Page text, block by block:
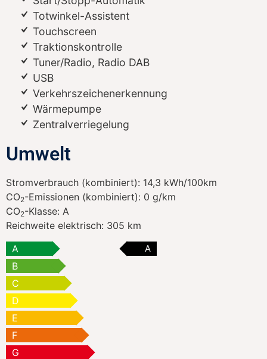
Totwinkel-Assistent
Touchscreen
Traktionskontrolle
Tuner/Radio, Radio DAB
USB
Verkehrszeichenerkennung
Wärmepumpe
Zentralverriegelung
Umwelt
Stromverbrauch (kombiniert): 14,3 kWh/100km
CO2-Emissionen (kombiniert): 0 g/km
CO2-Klasse: A
Reichweite elektrisch: 305 km
A
A
B
C
D
E
F
G